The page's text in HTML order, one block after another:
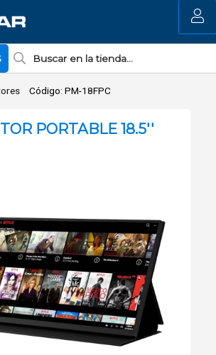
MI COMPRA
Código: PM-18FPC
PORTABLE 18.5''